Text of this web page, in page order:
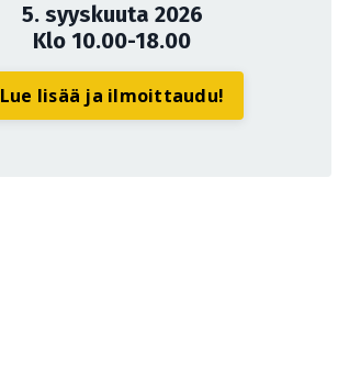
5. syyskuuta 2026
Klo 10.00-18.00
Lue lisää ja ilmoittaudu!